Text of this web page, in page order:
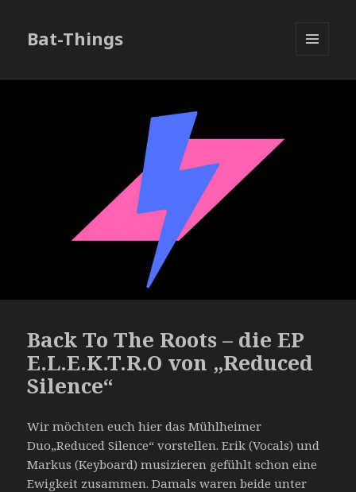
Bat-Things
Back To The Roots – die EP
E.L.E.K.T.R.O von „Reduced
Silence“
Wir möchten euch hier das Mühlheimer
Duo„Reduced Silence“ vorstellen. Erik (Vocals) und
Markus (Keyboard) musizieren gefühlt schon eine
Ewigkeit zusammen. Damals waren beide unter